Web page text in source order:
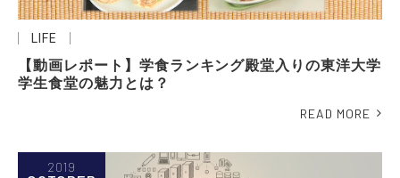
LIFE
【動画レポート】学食ランキング殿堂入りの東洋大学
学生食堂の魅力とは？
READ MORE
2019